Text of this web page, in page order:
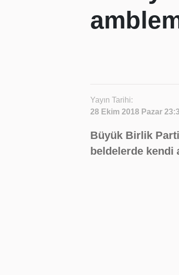
Yayın Tarihi:
28 Ekim 2018 Pazar
Büyük Birlik
beldelerde kendi